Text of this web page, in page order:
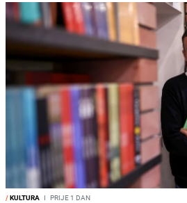
/KULTURA I PRIJE 1 DAN